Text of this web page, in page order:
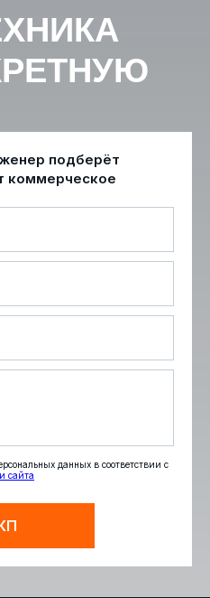
подберёт
коммерческое
данных в соответствии с
сайта